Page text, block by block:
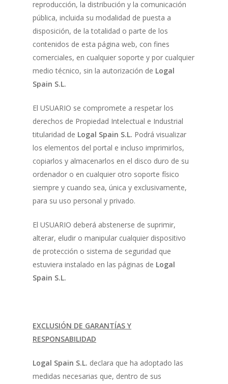
reproducción, la distribución y la comunicación
pública, incluida su modalidad de puesta a
disposición, de la totalidad o parte de los
contenidos de esta página web, con fines
comerciales, en cualquier soporte y por cualquier
medio técnico, sin la autorización de Logal
Spain S.L.
El USUARIO se compromete a respetar los
derechos de Propiedad Intelectual e Industrial
titularidad de Logal Spain S.L. Podrá visualizar
los elementos del portal e incluso imprimirlos,
copiarlos y almacenarlos en el disco duro de su
ordenador o en cualquier otro soporte físico
siempre y cuando sea, única y exclusivamente,
para su uso personal y privado.
El USUARIO deberá abstenerse de suprimir,
alterar, eludir o manipular cualquier dispositivo
de protección o sistema de seguridad que
estuviera instalado en las páginas de Logal
Spain S.L.
EXCLUSIÓN DE GARANTÍAS Y
RESPONSABILIDAD
Logal Spain S.L. declara que ha adoptado las
medidas necesarias que, dentro de sus